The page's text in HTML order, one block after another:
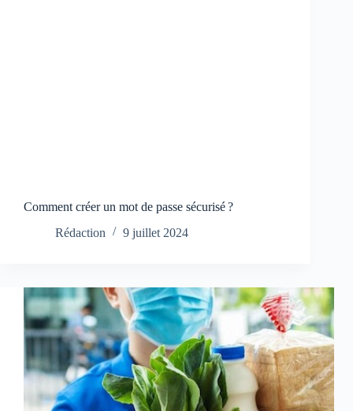
Comment créer un mot de passe sécurisé ?
Rédaction
9 juillet 2024